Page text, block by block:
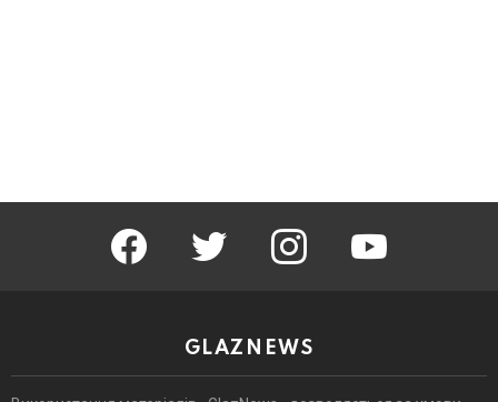
facebook twitter instagram youtube
GLAZNEWS